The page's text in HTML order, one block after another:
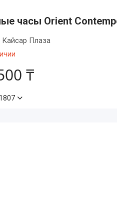
часы Orient
Плаза
₸